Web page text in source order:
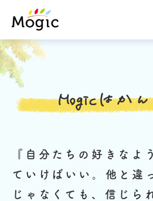
Mogic
Mogicはか
『自分たちの好きなよ
ていけばいい。 他と違
じゃなくても、信じら